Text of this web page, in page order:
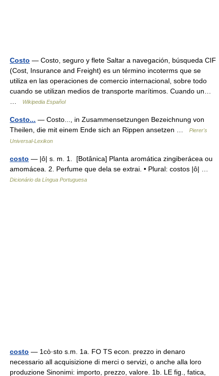
Costo — Costo, seguro y flete Saltar a navegación, búsqueda CIF
(Cost, Insurance and Freight) es un término incoterms que se
utiliza en las operaciones de comercio internacional, sobre todo
cuando se utilizan medios de transporte marítimos. Cuando un…
Wikipedia Español
Costo... — Costo..., in Zusammensetzungen Bezeichnung von
Theilen, die mit einem Ende sich an Rippen ansetzen …
Pierer's
Universal-Lexikon
costo — |ô| s. m. 1. [Botânica] Planta aromática zingiberácea ou
amomácea. 2. Perfume que dela se extrai. • Plural: costos |ô| …
Dicionário da Língua Portuguesa
costo — 1cò·sto s.m. 1a. FO TS econ. prezzo in denaro
necessario all acquisizione di merci o servizi, o anche alla loro
produzione Sinonimi: importo, prezzo, valore. 1b. LE fig., fatica,